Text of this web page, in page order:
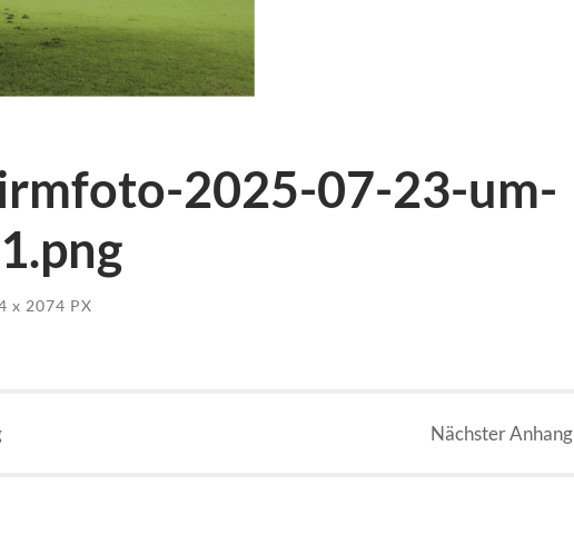
2025-07-23-um-
x 2074 PX
NächsterAnhang